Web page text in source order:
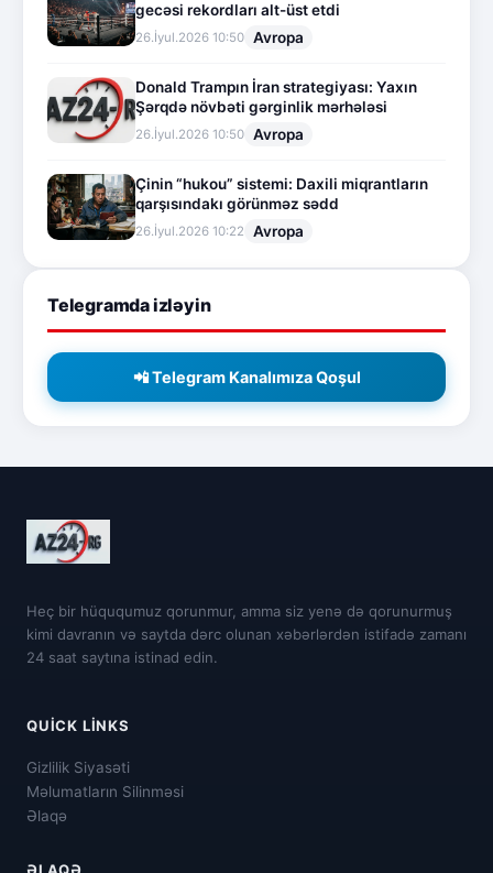
gecəsi rekordları alt-üst etdi
26.İyul.2026 10:50 Avropa
Donald Trampın İran strategiyası: Yaxın
Şərqdə növbəti gərginlik mərhələsi
26.İyul.2026 10:50 Avropa
Çinin “hukou” sistemi: Daxili miqrantların
qarşısındakı görünməz sədd
26.İyul.2026 10:22 Avropa
Telegramda izləyin
📲 Telegram Kanalımıza Qoşul
Heç bir hüququmuz qorunmur, amma siz yenə də qorunurmuş
kimi davranın və saytda dərc olunan xəbərlərdən istifadə zamanı
24 saat saytına istinad edin.
QUICK LINKS
Gizlilik Siyasəti
Məlumatların Silinməsi
Əlaqə